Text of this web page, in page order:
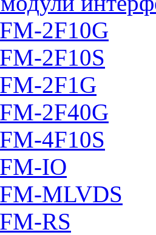
2F10G
2F10S
2F1G
2F40G
4F10S
IO
MLVDS
RS